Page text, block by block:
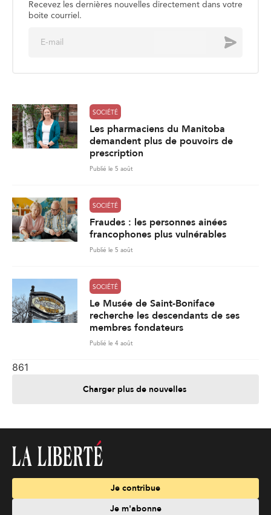
Recevez les dernières nouvelles directement dans votre
boite courriel.
Envoyer
SOCIÉTÉ
Les pharmaciens du Manitoba
demandent plus de pouvoirs de
prescription
Publié le 5 août
SOCIÉTÉ
Fraudes : les personnes ainées
francophones plus vulnérables
Publié le 5 août
SOCIÉTÉ
Le Musée de Saint-Boniface
recherche les descendants de ses
membres fondateurs
Publié le 4 août
861
Charger plus de nouvelles
Je contribue
Je m'abonne